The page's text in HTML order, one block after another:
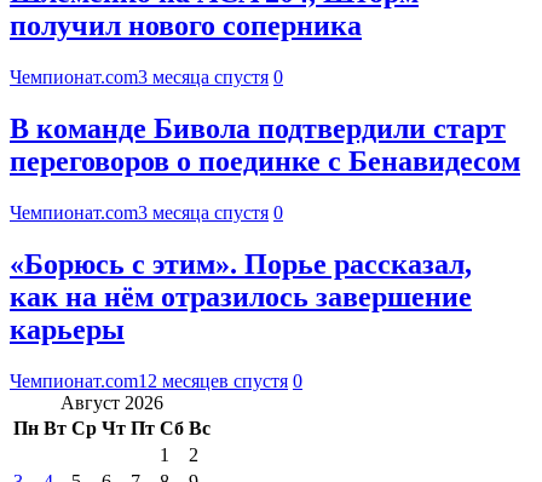
получил нового соперника
Чемпионат.com3 месяца спустя 0
В команде Бивола подтвердили старт
переговоров о поединке с Бенавидесом
Чемпионат.com3 месяца спустя 0
«Борюсь с этим». Порье рассказал,
как на нём отразилось завершение
карьеры
Чемпионат.com12 месяцев спустя 0
Август 2026
Пн Вт Ср Чт Пт Сб Вс
1
2